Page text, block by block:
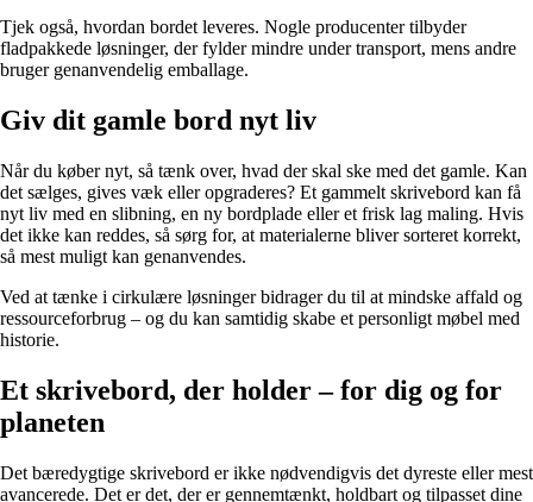
Tjek også, hvordan bordet leveres. Nogle producenter tilbyder
fladpakkede løsninger, der fylder mindre under transport, mens andre
bruger genanvendelig emballage.
Giv dit gamle bord nyt liv
Når du køber nyt, så tænk over, hvad der skal ske med det gamle. Kan
det sælges, gives væk eller opgraderes? Et gammelt skrivebord kan få
nyt liv med en slibning, en ny bordplade eller et frisk lag maling. Hvis
det ikke kan reddes, så sørg for, at materialerne bliver sorteret korrekt,
så mest muligt kan genanvendes.
Ved at tænke i cirkulære løsninger bidrager du til at mindske affald og
ressourceforbrug – og du kan samtidig skabe et personligt møbel med
historie.
Et skrivebord, der holder – for dig og for
planeten
Det bæredygtige skrivebord er ikke nødvendigvis det dyreste eller mest
avancerede. Det er det, der er gennemtænkt, holdbart og tilpasset dine